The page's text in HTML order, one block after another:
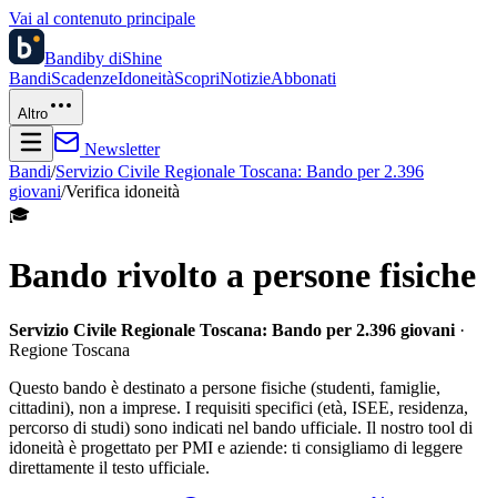
Vai al contenuto principale
Bandiby diShine
BandiScadenzeIdoneitàScopriNotizieAbbonati
Altro
Newsletter
Bandi/Servizio Civile Regionale Toscana: Bando per 2.396
giovani/Verifica idoneità
🎓
Bando rivolto a persone fisiche
Servizio Civile Regionale Toscana: Bando per 2.396 giovani ·
Regione Toscana
Questo bando è destinato a persone fisiche (studenti, famiglie,
cittadini), non a imprese. I requisiti specifici (età, ISEE, residenza,
percorso di studi) sono indicati nel bando ufficiale. Il nostro tool di
idoneità è progettato per PMI e aziende: ti consigliamo di leggere
direttamente il testo ufficiale.